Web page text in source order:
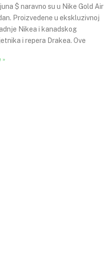
$ naravno su u Nike Gold Air
Proizvedene u ekskluzivnoj
Nikea i kanadskog
i repera Drakea. Ove
»